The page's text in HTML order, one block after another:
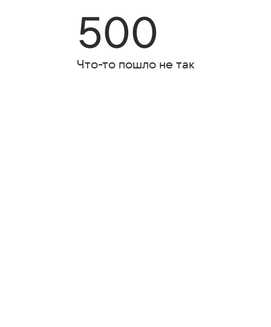
500
Что-то пошло не так